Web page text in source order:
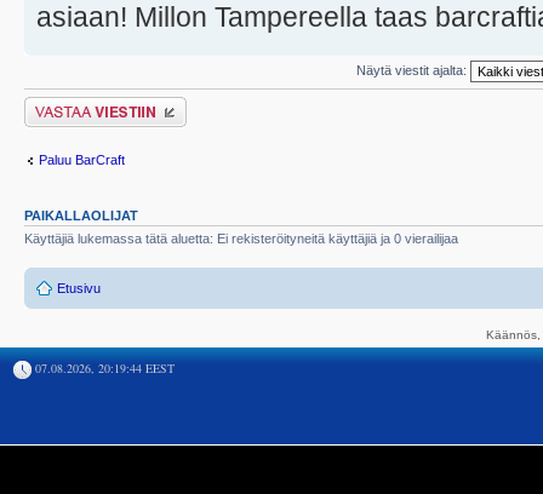
asiaan! Millon Tampereella taas
Näytä viestit ajalta:
Lähetä vastaus
Paluu BarCraft
PAIKALLAOLIJAT
Käyttäjiä lukemassa tätä aluetta: Ei rekisteröityneitä käyttäjiä ja 0 vierailijaa
Etusivu
07.08.2026, 20:19:44 EEST